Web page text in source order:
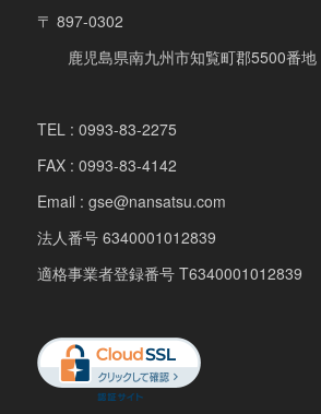
〒 897-0302
鹿児島県南九州市知覧町郡5500番地
TEL : 0993-83-2275
FAX : 0993-83-4142
Email : gse@nansatsu.com
法人番号 6340001012839
適格事業者登録番号 T6340001012839